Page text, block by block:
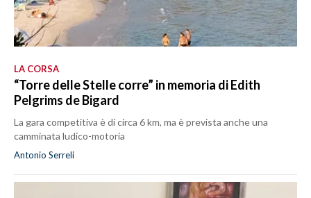
LA CORSA
“Torre delle Stelle corre” in memoria di Edith
Pelgrims de Bigard
La gara competitiva è di circa 6 km, ma è prevista anche una
camminata ludico-motoria
Antonio Serreli